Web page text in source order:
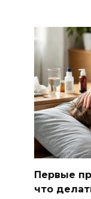
Первые
что